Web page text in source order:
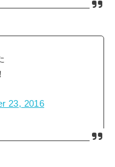
23, 2016